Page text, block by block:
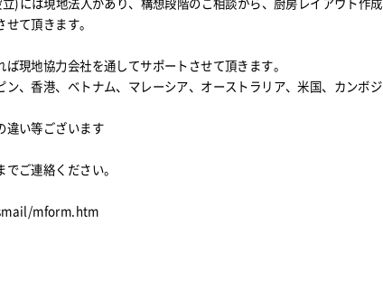
て頂きます。
現地協力会社を通してサポートさせて頂きます。
ン、香港、ベトナム、マレーシア、オーストラリア、米国、カンボジ
違い等ございます
ご連絡ください。
mform.htm